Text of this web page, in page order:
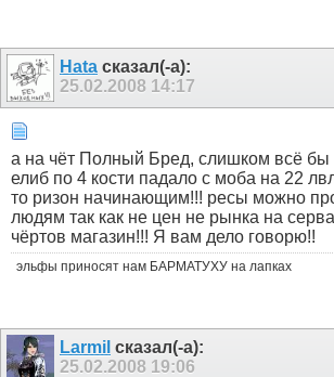
Hata сказал(-а):
25.02.2008 14:17
а на чёт Полный Бред, слишком всё бы
елиб по 4 кости падало с моба на 22
то ризон начинающим!!! ресы можно
людям так как не цен не рынка на
чёртов магазин!!! Я вам дело говорю!!
эльфы приносят нам БАРМАТУХУ на лапках
Larmil сказал(-а):
25.02.2008 19:06